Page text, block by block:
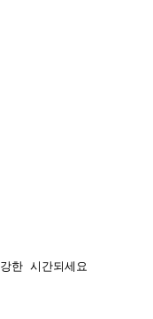
한 시간되세요